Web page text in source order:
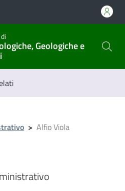
Geologiche e
> Alfio Viola